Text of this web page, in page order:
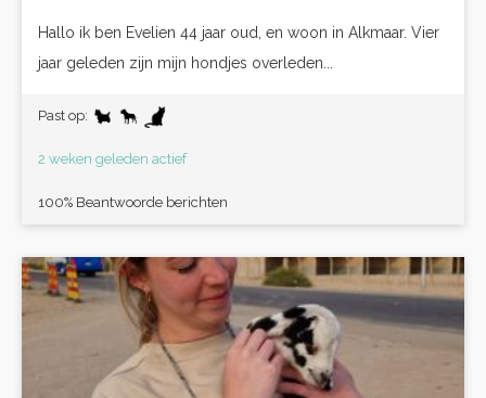
Hallo ik ben Evelien 44 jaar oud, en woon in Alkmaar. Vier
jaar geleden zijn mijn hondjes overleden...
Past op:
2 weken geleden actief
100% Beantwoorde berichten